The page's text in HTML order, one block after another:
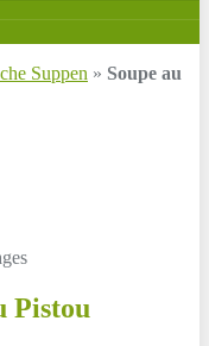
Suppen » Soupe au
Pistou